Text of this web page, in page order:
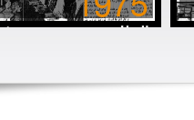
الملك حسين في حديث